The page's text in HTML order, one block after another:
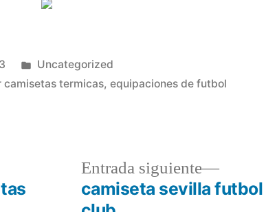
Publicado
en
Uncategorized
camisetas termicas,equipaciones de futbol
Entrada siguiente
Entrada
siguiente:
camiseta sevilla futbol